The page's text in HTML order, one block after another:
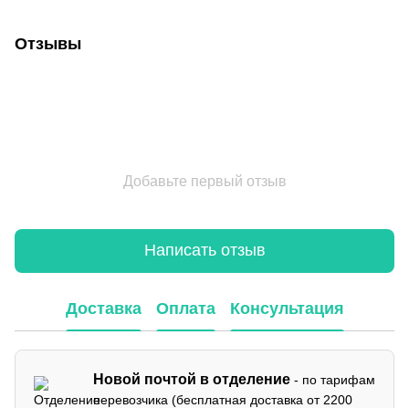
Отзывы
Добавьте первый отзыв
Написать отзыв
Доставка Оплата Консультация
Новой почтой в отделение - по тарифам
перевозчика (бесплатная доставка от 2200